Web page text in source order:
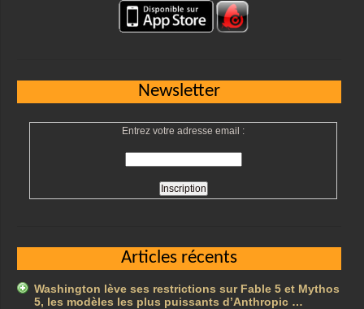
Newsletter
Entrez votre adresse email :
Articles récents
Washington lève ses restrictions sur Fable 5 et Mythos
5, les modèles les plus puissants d’Anthropic …